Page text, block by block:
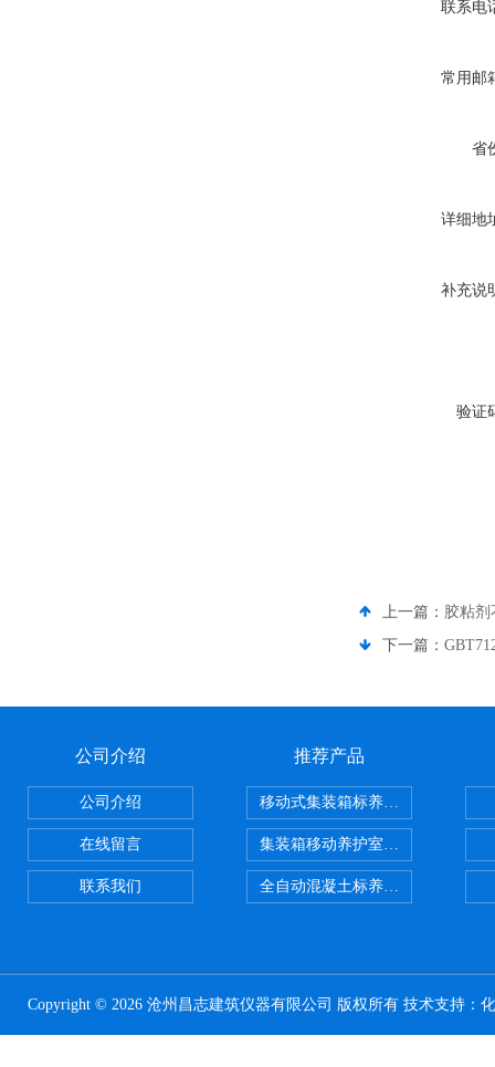
联系电
常用邮
省
详细地
补充说
验证
上一篇： 胶粘剂
下一篇：
公司介绍
公司介绍
在线留言
联系我们
推荐产品
移动式集装箱标养室 养护室设备
集装箱移动养护室 标养室
全自动混凝土标养室恒温恒湿设备
Copyright © 2026 沧州昌志建筑仪器有限公司 版权所有 技术支持：